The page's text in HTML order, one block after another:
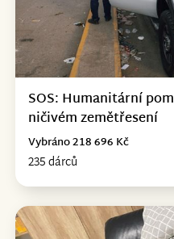
SOS: Humanitární
ničivém zemětřesení
235 dárců
Vybráno 218 696 Kč